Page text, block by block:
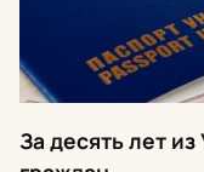
За десять лет